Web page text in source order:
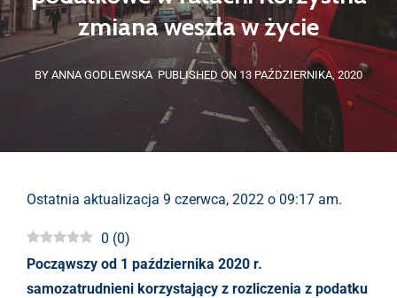
zmiana weszła w życie
BY ANNA GODLEWSKA PUBLISHED ON 13 PAŹDZIERNIKA, 2020
Ostatnia aktualizacja 9 czerwca, 2022 o 09:17 am.
0 (0)
Począwszy od 1 października 2020 r.
samozatrudnieni korzystający z rozliczenia z podatku